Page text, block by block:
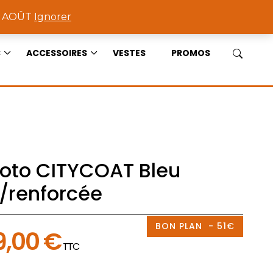
Ignorer
ACCESSOIRES VESTES PROMOS
CITYCOAT Bleu
€Le
prix
TTC
BON PLAN - 51€